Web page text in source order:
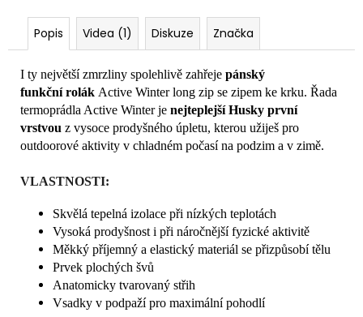
Popis Videa (1) Diskuze Značka
I ty největší zmrzliny spolehlivě zahřeje pánský
funkční rolák Active Winter long zip se zipem ke krku. Řada
termoprádla Active Winter je nejteplejší Husky první
vrstvou z vysoce prodyšného úpletu, kterou užiješ pro
outdoorové aktivity v chladném počasí na podzim a v zimě.
VLASTNOSTI:
Skvělá tepelná izolace při nízkých teplotách
Vysoká prodyšnost i při náročnější fyzické aktivitě
Měkký příjemný a elastický materiál se přizpůsobí tělu
Prvek plochých švů
Anatomicky tvarovaný střih
Vsadky v podpaží pro maximální pohodlí